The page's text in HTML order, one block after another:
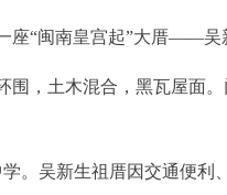
座“闽南皇宫起”大厝——吴
围，土木混合，黑瓦屋面
。吴新生祖厝因交通便利